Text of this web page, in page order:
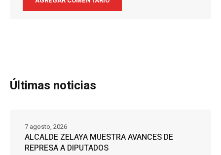
Últimas noticias
ALCALDE ZELAYA MUESTRA AVANCES DE
REPRESA A DIPUTADOS
7 agosto, 2026